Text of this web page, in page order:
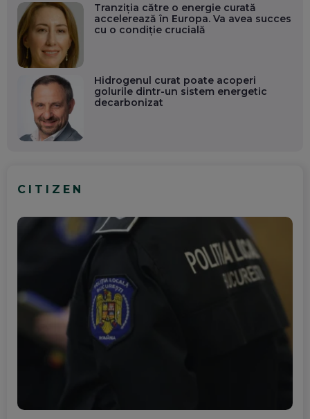
Tranziția către o energie curată
accelerează în Europa. Va avea succes
cu o condiție crucială
Hidrogenul curat poate acoperi
golurile dintr-un sistem energetic
decarbonizat
CITIZEN